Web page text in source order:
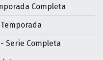
Completa
Serie Completa